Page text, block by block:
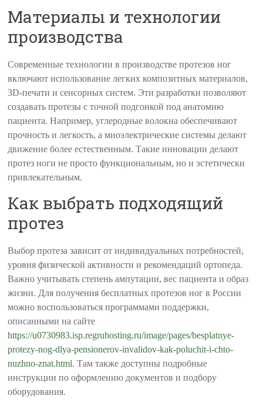
Материалы и технологии
производства
Современные технологии в производстве протезов ног
включают использование легких композитных материалов,
3D-печати и сенсорных систем. Эти разработки позволяют
создавать протезы с точной подгонкой под анатомию
пациента. Например, углеродные волокна обеспечивают
прочность и легкость, а миоэлектрические системы делают
движение более естественным. Такие инновации делают
протез ноги не просто функциональным, но и эстетически
привлекательным.
Как выбрать подходящий
протез
Выбор протеза зависит от индивидуальных потребностей,
уровня физической активности и рекомендаций ортопеда.
Важно учитывать степень ампутации, вес пациента и образ
жизни. Для получения бесплатных протезов ног в России
можно воспользоваться программами поддержки,
описанными на сайте
https://u0730983.isp.regruhosting.ru/image/pages/besplatnye-
protezy-nog-dlya-pensionerov-invalidov-kak-poluchit-i-chto-
nuzhno-znat.html. Там также доступны подробные
инструкции по оформлению документов и подбору
оборудования.